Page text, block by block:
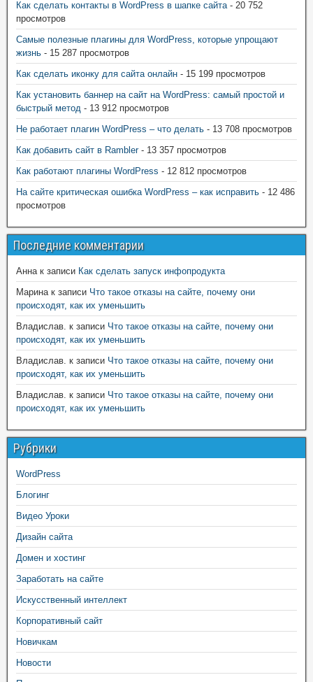
Как сделать контакты в WordPress в шапке сайта- 20 752
просмотров
Самые полезные плагины для WordPress, которые упрощают
жизнь - 15 287 просмотров
Как сделать иконку для сайта онлайн - 15 199 просмотров
Как установить баннер на сайт на WordPress: самый простой и
быстрый метод - 13 912 просмотров
Не работает плагин WordPress – что делать - 13 708 просмотров
Как добавить сайт в Rambler- 13 357 просмотров
Как работают плагины WordPress - 12 812 просмотров
На сайте критическая ошибка WordPress – как исправить - 12 486
просмотров
Последние комментарии
Аннак записи Как сделать запуск инфопродукта
Маринак записи Что такое отказы на сайте, почему они
происходят, как их уменьшить
Владислав. к записи Что такое отказы на сайте, почему они
происходят, как их уменьшить
Владислав. к записи Что такое отказы на сайте, почему они
происходят, как их уменьшить
Владислав. к записи Что такое отказы на сайте, почему они
происходят, как их уменьшить
Рубрики
WordPress
Блогинг
Видео Уроки
Дизайн сайта
Домен и хостинг
Заработать на сайте
Искусственный интеллект
Корпоративный сайт
Новичкам
Новости